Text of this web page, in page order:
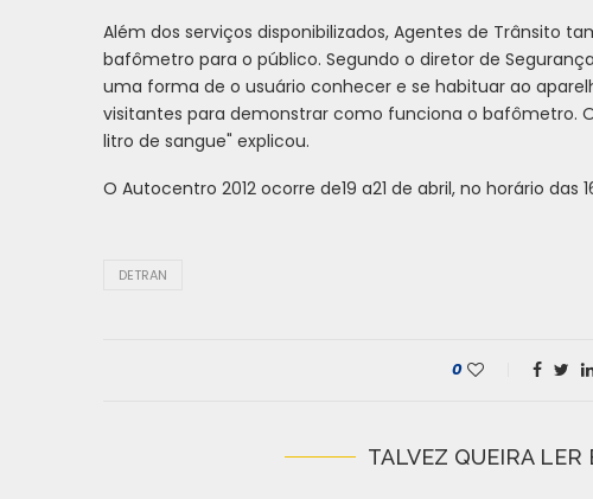
Além dos serviços disponibilizados, Agentes de Trânsito
bafômetro para o público. Segundo o diretor de
uma forma de o usuário conhecer e se habituar ao
visitantes para demonstrar como funciona o bafômetro.
litro de sangue" explicou.
O Autocentro 2012 ocorre de19 a21 de abril, no horário das
DETRAN
0
TALVEZ QUEIRA LER